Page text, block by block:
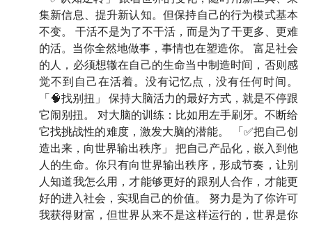
是雨白。
今天的嘉宾，是我最开始做播客时就想请来的嘉宾——
罗振宇。
他是得到 App 的创始人，也许你了解他是通
过罗辑思维，也可能是因为他每年的跨年演讲，又或者
是他从去年开始制作的《文明之旅》。
但对我来说，他是我的前老板，也是我非常敬重的一位
老师。我们五年没见过了。 当年在一起工作的那些日
子，他是那个不苟言笑的工作狂，几乎把所有时间都扑
在工作上的人，不断地写稿、录制、思考、演讲。
而离开得到后，我再次听到朋友提到罗老师，是他的耳
集新信息、提升新认知。但保持自己的行为模式基本
不变。 干活不是为了不干活，而是为了干更多、更难
的活。当你全然地做事，事情也在塑造你。 富足社会
的人，必须想辙在自己的生命当中制造时间，否则感
觉不到自己在活着。没有记忆点，没有任何时间。
「🧠找别扭」 保持大脑活力的最好方式，就是不停跟
它闹别扭。 对大脑的训练：比如用左手刷牙。不断给
它找挑战性的难度，激发大脑的潜能。 「✅把自己创
造出来，向世界输出秩序」 把自己产品化，嵌入到他
人的生命。你只有向世界输出秩序，形成节奏，让别
人知道我怎么用，才能够更好的跟别人合作，才能更
好的进入社会，实现自己的价值。 努力是为了你许可
我获得财富，但世界从来不是这样运行的，世界是你